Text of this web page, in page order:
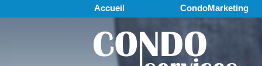
Accueil CondoMarketing